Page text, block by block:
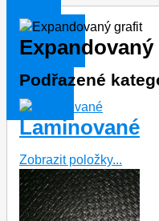
Sortiment
Podřazené
Laminované
Zobrazit položky...